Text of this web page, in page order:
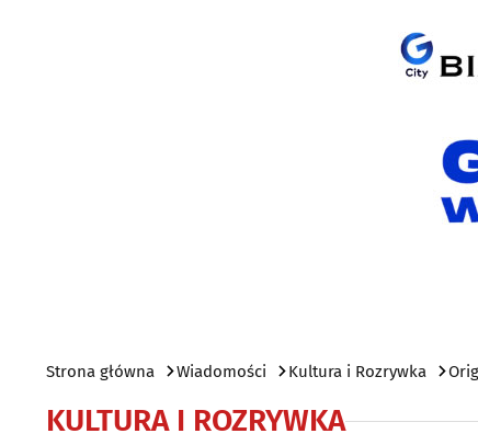
Strona główna Wiadomości Kultura i Rozrywka
KULTURA I ROZRYWKA